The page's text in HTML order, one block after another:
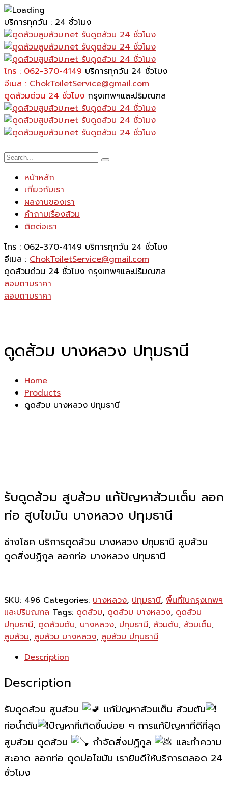
บริการทุกวัน : 24 ชั่วโมง
โทร : 062-370-4149 บริการทุกวัน 24 ชั่วโมง
อีเมล : ChokToiletService@gmail.com
ดูดส้วมด่วน 24 ชั่วโมง กรุงเทพฯและปริมณฑล
หน้าหลัก
เกี่ยวกับเรา
ผลงานของเรา
คำถามเรื่องส้วม
ติดต่อเรา
โทร : 062-370-4149 บริการทุกวัน 24 ชั่วโมง
อีเมล : ChokToiletService@gmail.com
ดูดส้วมด่วน 24 ชั่วโมง กรุงเทพฯและปริมณฑล
สอบถามราคา
สอบถามราคา
ดูดส้วม บางหลวง ปทุมธานี
Home
Products
ดูดส้วม บางหลวง ปทุมธานี
รับดูดส้วม สูบส้วม แก้ปัญหาส้วมเต็ม ลอก
ท่อ สูบไขมัน บางหลวง ปทุมธานี
ช่างโชค บริการดูดส้วม บางหลวง ปทุมธานี สูบส้วม
ดูดสิ่งปฏิกูล ลอกท่อ บางหลวง ปทุมธานี
SKU: 496 Categories: บางหลวง, ปทุมธานี, พื้นที่ในกรุงเทพฯ
และปริมณฑล Tags: ดูดส้วม, ดูดส้วม บางหลวง, ดูดส้วม
ปทุมธานี, ดูดส้วมตัน, บางหลวง, ปทุมธานี, ส้วมตัน, ส้วมเต็ม,
สูบส้วม, สูบส้วม บางหลวง, สูบส้วม ปทุมธานี
Description
Description
รับดูดส้วม สูบส้วม แก้ปัญหาส้วมเต็ม ส้วมตัน
ท่อน้ำตัน
ปัญหาที่เกิดขึ้นบ่อย ๆ การแก้ปัญหาที่ดีที่สุด
สูบส้วม ดูดส้วม
กำจัดสิ่งปฏิกูล
และทำความ
สะอาด ลอกท่อ ดูดบ่อไขมัน เรายินดีให้บริการตลอด 24
ชั่วโมง